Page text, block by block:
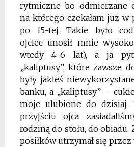
rytmiczne bo odmierzane
na którego czekałam już w
po 15-tej. Takie było
ojciec unosił mnie
wtedy 4-6 lat), a ja
„kaliptusy”, które zawsze
były jakieś
banku, a „kaliptusy” –
moje ulubione do
przyjściu ojca
rodziną do stołu, do
posiłków utrzymał się